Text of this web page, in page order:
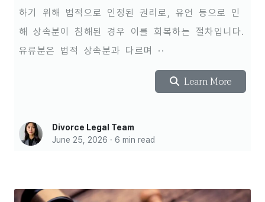
하기 위해 법적으로 인정된 권리로, 유언 등으로 인
해 상속분이 침해된 경우 이를 회복하는 절차입니다.
유류분은 법적 상속분과 다르며 ··
Learn More
Divorce Legal Team
June 25, 2026 · 6 min read